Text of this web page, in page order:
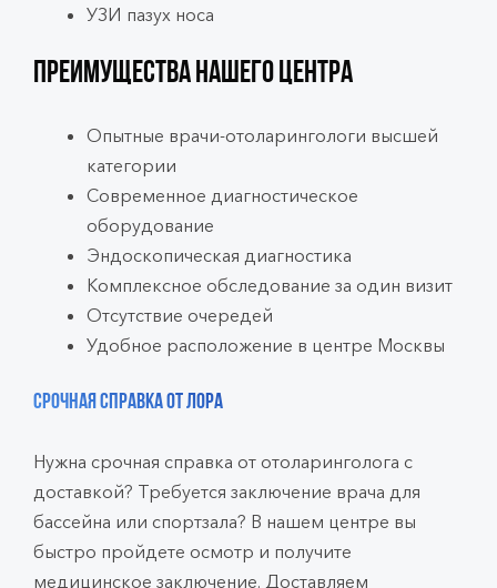
УЗИ пазух носа
Преимущества нашего центра
Опытные врачи-отоларингологи высшей
категории
Современное диагностическое
оборудование
Эндоскопическая диагностика
Комплексное обследование за один визит
Отсутствие очередей
Удобное расположение в центре Москвы
Срочная справка от ЛОРа
Нужна срочная справка от отоларинголога с
доставкой? Требуется заключение врача для
бассейна или спортзала? В нашем центре вы
быстро пройдете осмотр и получите
медицинское заключение. Доставляем